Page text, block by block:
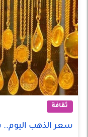
ثقافة
سعر الذهب